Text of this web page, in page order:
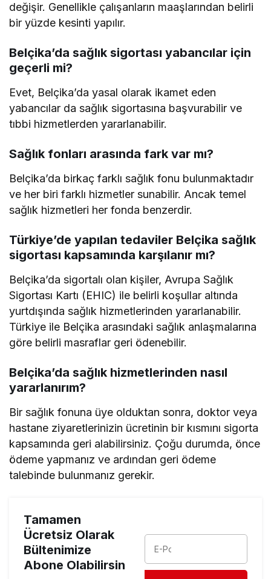
değişir. Genellikle çalışanların maaşlarından belirli
bir yüzde kesinti yapılır.
Belçika’da sağlık sigortası yabancılar için
geçerli mi?
Evet, Belçika’da yasal olarak ikamet eden
yabancılar da sağlık sigortasına başvurabilir ve
tıbbi hizmetlerden yararlanabilir.
Sağlık fonları arasında fark var mı?
Belçika’da birkaç farklı sağlık fonu bulunmaktadır
ve her biri farklı hizmetler sunabilir. Ancak temel
sağlık hizmetleri her fonda benzerdir.
Türkiye’de yapılan tedaviler Belçika sağlık
sigortası kapsamında karşılanır mı?
Belçika’da sigortalı olan kişiler, Avrupa Sağlık
Sigortası Kartı (EHIC) ile belirli koşullar altında
yurtdışında sağlık hizmetlerinden yararlanabilir.
Türkiye ile Belçika arasındaki sağlık anlaşmalarına
göre belirli masraflar geri ödenebilir.
Belçika’da sağlık hizmetlerinden nasıl
yararlanırım?
Bir sağlık fonuna üye olduktan sonra, doktor veya
hastane ziyaretlerinizin ücretinin bir kısmını sigorta
kapsamında geri alabilirsiniz. Çoğu durumda, önce
ödeme yapmanız ve ardından geri ödeme
talebinde bulunmanız gerekir.
Tamamen
Ücretsiz Olarak
Bültenimize
Abone Olabilirsin